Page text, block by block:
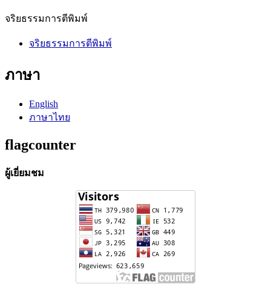
จริยธรรมการตีพิมพ์
จริยธรรมการตีพิมพ์
ภาษา
English
ภาษาไทย
flagcounter
ผู้เยี่ยมชม